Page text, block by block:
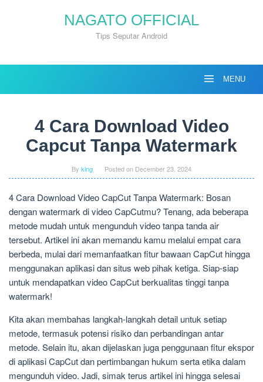
NAGATO OFFICIAL
Tips Seputar Android
MENU
4 Cara Download Video
Capcut Tanpa Watermark
By king Posted on December 23, 2024
4 Cara Download Video CapCut Tanpa Watermark: Bosan
dengan watermark di video CapCutmu? Tenang, ada beberapa
metode mudah untuk mengunduh video tanpa tanda air
tersebut. Artikel ini akan memandu kamu melalui empat cara
berbeda, mulai dari memanfaatkan fitur bawaan CapCut hingga
menggunakan aplikasi dan situs web pihak ketiga. Siap-siap
untuk mendapatkan video CapCut berkualitas tinggi tanpa
watermark!
Kita akan membahas langkah-langkah detail untuk setiap
metode, termasuk potensi risiko dan perbandingan antar
metode. Selain itu, akan dijelaskan juga penggunaan fitur ekspor
di aplikasi CapCut dan pertimbangan hukum serta etika dalam
mengunduh video. Jadi, simak terus artikel ini hingga selesai